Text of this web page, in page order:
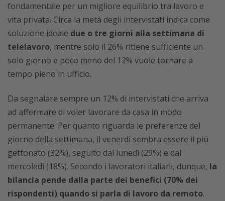
fondamentale per un migliore equilibrio tra lavoro e
vita privata. Circa la metà degli intervistati indica come
soluzione ideale due o tre giorni alla settimana di
telelavoro, mentre solo il 26% ritiene sufficiente un
solo giorno e poco meno del 12% vuole tornare a
tempo pieno in ufficio.
Da segnalare sempre un 12% di intervistati che arriva
ad affermare di voler lavorare da casa in modo
permanente. Per quanto riguarda le preferenze del
giorno della settimana, il venerdì sembra essere il più
gettonato (32%), seguito dal lunedì (29%) e dal
mercoledì (18%). Secondo i lavoratori italiani, dunque, la
bilancia pende dalla parte dei benefici (70% dei
rispondenti) quando si parla di lavoro da remoto.